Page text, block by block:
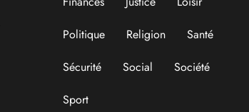
Politique
Religion
Santé
Sécurité
Social
Société
Sport